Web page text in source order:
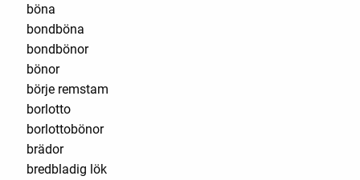
böna
bondböna
bondbönor
bönor
börje remstam
borlotto
borlottobönor
brädor
bredbladig lök